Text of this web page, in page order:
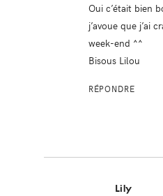
Oui c’était bien
j’avoue que j’ai
week-end ^^
Bisous Lilou
RÉPONDRE
Lily